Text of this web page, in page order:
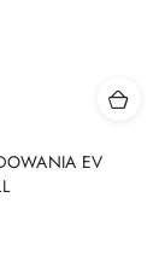
EV